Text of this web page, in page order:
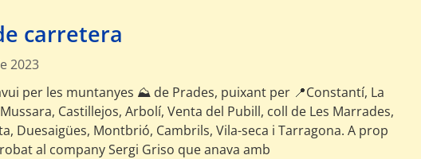
carretera
2023
per les muntanyes ⛰️ de Prades, puixant per 📍Constantí, La
Mussara, Castillejos, Arbolí, Venta del Pubill, coll de Les Marrades,
Duesaigües, Montbrió, Cambrils, Vila-seca i Tarragona. A prop
al company Sergi Griso que anava amb